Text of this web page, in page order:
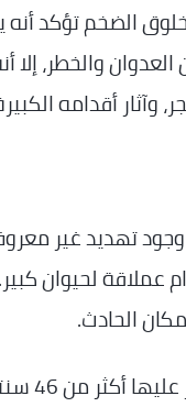
الضخم تؤكد
والخطر، إلا
أقدامه
تهديد غير
لحيوان
الحادث.
كان